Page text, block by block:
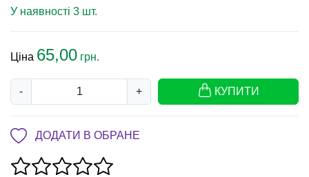
У наявності 3 шт.
Ціна 65,00 грн.
- + КУПИТИ
ДОДАТИ В ОБРАНЕ